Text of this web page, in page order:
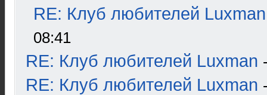
RE: Клуб любителей Luxman
08:41
RE: Клуб любителей Luxman
RE: Клуб любителей Luxman